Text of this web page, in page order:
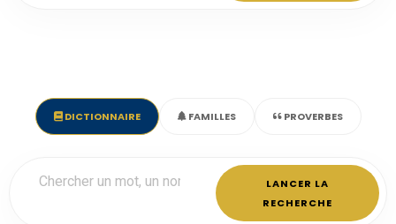
DICTIONNAIRE FAMILLES PROVERBES
LANCER LA
RECHERCHE